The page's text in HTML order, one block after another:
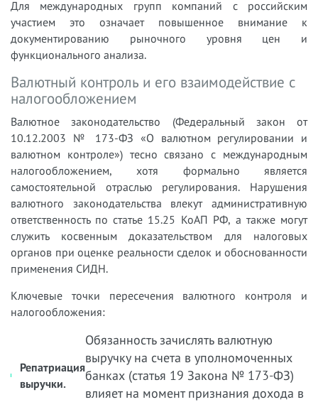
Для международных групп компаний с российским
участием это означает повышенное внимание к
документированию рыночного уровня цен и
функционального анализа.
Валютный контроль и его взаимодействие с
налогообложением
Валютное законодательство (Федеральный закон от
10.12.2003 № 173-ФЗ «О валютном регулировании и
валютном контроле») тесно связано с международным
налогообложением, хотя формально является
самостоятельной отраслью регулирования. Нарушения
валютного законодательства влекут административную
ответственность по статье 15.25 КоАП РФ, а также могут
служить косвенным доказательством для налоговых
органов при оценке реальности сделок и обоснованности
применения СИДН.
Ключевые точки пересечения валютного контроля и
налогообложения:
Репатриация
выручки.
Обязанность зачислять валютную
выручку на счета в уполномоченных
банках (статья 19 Закона № 173-ФЗ)
влияет на момент признания дохода в